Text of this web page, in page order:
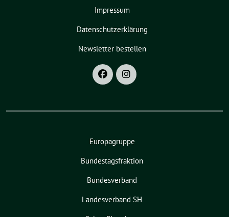
Impressum
Datenschutzerklärung
Newsletter bestellen
Europagruppe
Bundestagsfraktion
Bundesverband
Landesverband SH